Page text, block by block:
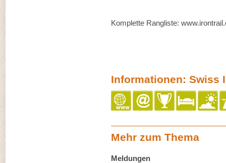
Komplette Rangliste:
Informationen: Swiss
Mehr zum Thema
Meldungen